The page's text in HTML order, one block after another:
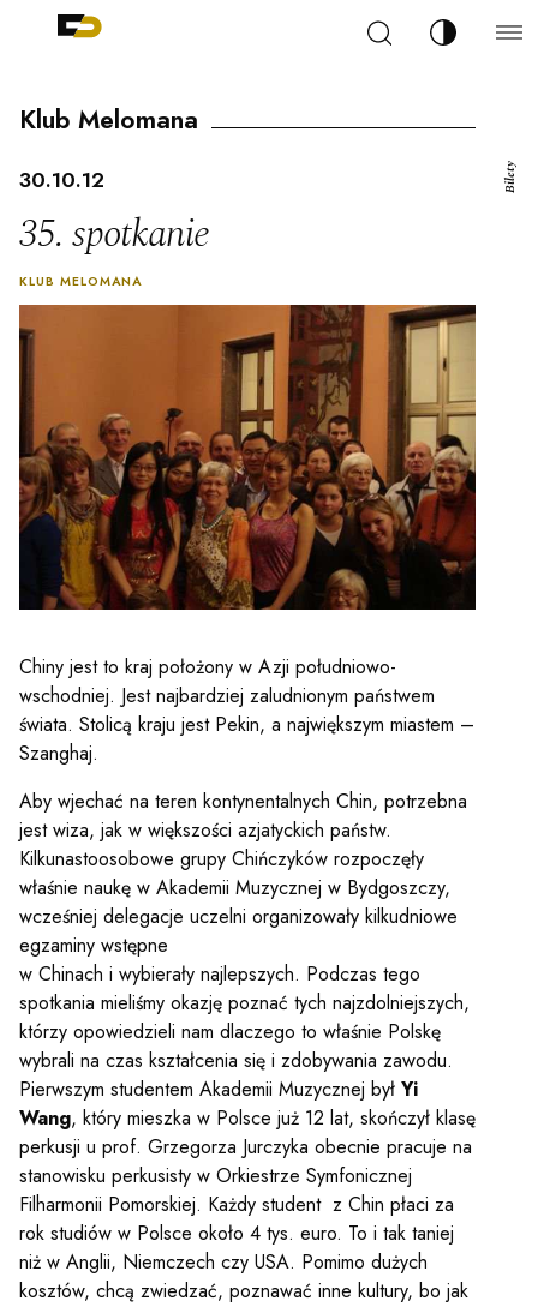
Szukaj Zmień
sal
YOUTUBE INSTAGRAM
Polityka prywatności
Praca
Klub Melomana
30.10.12
35. spotkanie
KLUB MELOMANA
Chiny jest to kraj położony w Azji południowo-
wschodniej. Jest najbardziej zaludnionym państwem
świata. Stolicą kraju jest Pekin, a największym miastem –
Szanghaj.
Aby wjechać na teren kontynentalnych Chin, potrzebna
jest wiza, jak w większości azjatyckich państw.
Kilkunastoosobowe grupy Chińczyków rozpoczęły
właśnie naukę w Akademii Muzycznej w Bydgoszczy,
wcześniej delegacje uczelni organizowały kilkudniowe
egzaminy wstępne
w Chinach i wybierały najlepszych. Podczas tego
spotkania mieliśmy okazję poznać tych najzdolniejszych,
którzy opowiedzieli nam dlaczego to właśnie Polskę
wybrali na czas kształcenia się i zdobywania zawodu.
Pierwszym studentem Akademii Muzycznej był Yi
Wang, który mieszka w Polsce już 12 lat, skończył klasę
perkusji u prof. Grzegorza Jurczyka obecnie pracuje na
stanowisku perkusisty w Orkiestrze Symfonicznej
Filharmonii Pomorskiej. Każdy student z Chin płaci za
rok studiów w Polsce około 4 tys. euro. To i tak taniej
niż w Anglii, Niemczech czy USA. Pomimo dużych
kosztów, chcą zwiedzać, poznawać inne kultury, bo jak
Bilety